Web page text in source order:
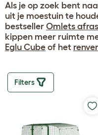
Als je op zoek bent
uit je moestuin te
bestseller Omlets
kippen meer ruimte
Eglu Cube of het
Filters